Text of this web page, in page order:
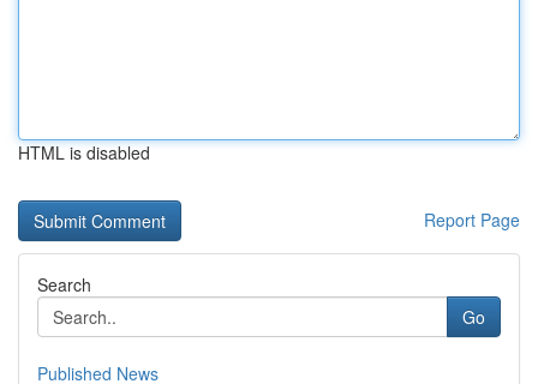
HTML is disabled
Report Page
Search
Go
Published News